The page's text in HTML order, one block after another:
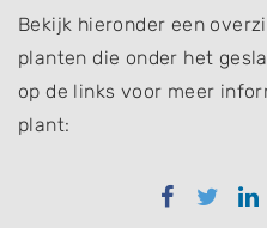
Bekijk hieronder een
planten die onder het
op de links voor meer
plant:
DelenDelen